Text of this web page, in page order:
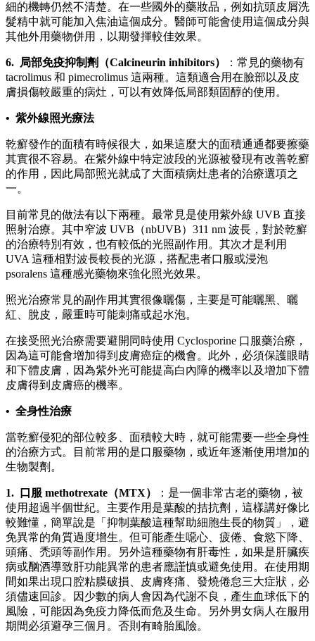
細的機轉仍然不清楚。在一些國外的藥妝品，例如抗頭皮屑洗
髮精中就可能加入焦油這個成分。醫師可能會使用這個成分與
其他外用藥物併用，以期發揮較佳效果。
6. 局部免疫抑制劑（Calcineurin inhibitors）
：常見的藥物有
tacrolimus 和 pimecrolimus 這兩種。這類適合用在臉部以及皮
膚損傷較嚴重的病灶，可以有效降低局部類固醇的使用。
• 紫外線照光療法
乾癬發作的面積有時候很大，如果這麼大的面積通通都要擦藥
其實很不容易。在紫外線中特定波段的光源被發現有改善乾癬
的作用，因此局部照光就成了大面積病灶患者的治療選項之
一。
目前常見的做法有以下兩種。最常見是使用紫外線 UVB 直接
照射治療。其中窄波 UVB（nbUVB）311 nm 波長，對於乾癬
的治療特別有效，也有較低的光照副作用。其次才是利用
UVA 這種相對波長較長的光源，搭配患者口服或浸泡
psoralens 這種感光藥物來強化照光效果。
照光治療常見的副作用其實很像曬傷，主要是可能曬黑、曬
紅、脫皮，嚴重時可能刺痛或起水泡。
在接受照光治療需要避開同時使用 Cyclosporine 口服藥治療，
因為這可能會增加得到皮膚癌症的機會。此外，必須保護眼睛
和下體皮膚，因為紫外光可能提高白內障的機率以及增加下體
皮膚得到皮膚癌的機率。
• 全身性治療
當乾癬侵犯的部位較多、面積較大時，就可能需要一些全身性
的治療方式。目前常用的是口服藥物，或近年逐漸使用增加的
生物製劑。
1. 口服 methotrexate（MTX）
：是一個非常古老的藥物，被
使用超過半個世紀。主要作用是葉酸的拮抗劑，這樣講好像比
較難懂，簡單說是「抑制葉酸這種幫助細胞生長的物質」，避
免異常的角質過度增生。但可能產生噁心、疲倦、食慾下降、
頭痛、禿頭等副作用。另外這種藥物有肝毒性，如果是肝臟疾
病或酗酒導致肝功能異常的患者應謹慎或避免使用。在使用期
間如果出現口腔粘膜破損、皮膚疼痛、發燒倦怠三大症狀，必
須儘速回診。因少數的病人會因為代謝不良，產生血球低下的
風險，可能因為免疫力降低而危及生命。另外男女病人在服用
期間必須避孕三個月。否則有畸胎風險。